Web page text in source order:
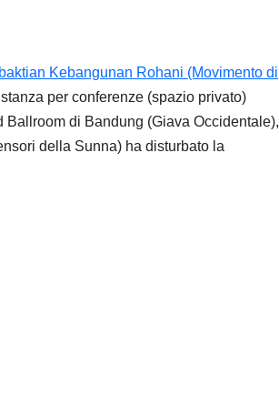
Kebangunan Rohani (Movimento di
per conferenze (spazio privato)
di Bandung (Giava Occidentale),
della Sunna) ha disturbato la